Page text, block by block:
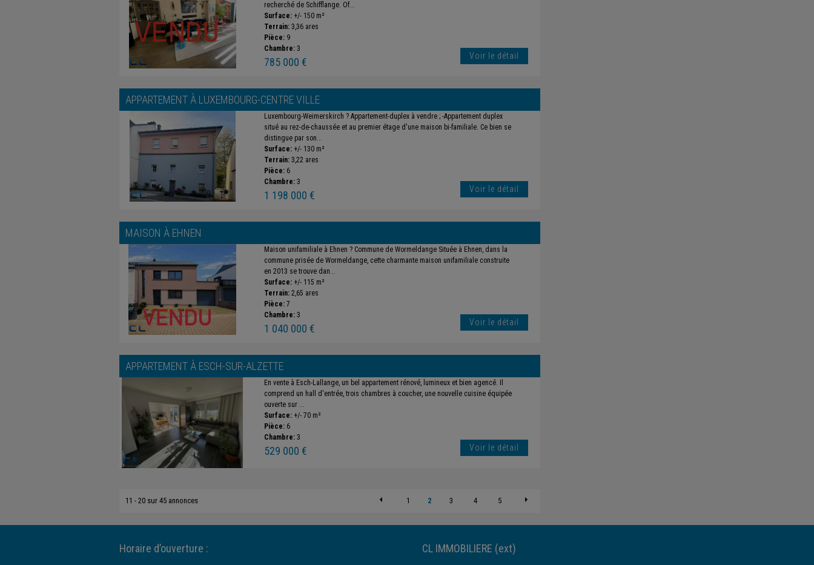
recherché de Schifflange. Of...
Surface: +/- 150 m²
Terrain: 3,36 ares
Pièce: 9
Chambre: 3
785 000 € Voir le détail
APPARTEMENT À LUXEMBOURG-CENTRE VILLE
Luxembourg-Weimerskirch ? Appartement-duplex à vendre ; -Appartement duplex
situé au rez-de-chaussée et au premier étage d'une maison bi-familiale. Ce bien se
distingue par son...
Surface: +/- 130 m²
Terrain: 3,22 ares
Pièce: 6
Chambre: 3
1 198 000 € Voir le détail
MAISON À EHNEN
Maison unifamiliale à Ehnen ? Commune de Wormeldange Située à Ehnen, dans la
commune prisée de Wormeldange, cette charmante maison unifamiliale construite
en 2013 se trouve dan...
Surface: +/- 115 m²
Terrain: 2,65 ares
Pièce: 7
Chambre: 3
1 040 000 € Voir le détail
APPARTEMENT À ESCH-SUR-ALZETTE
En vente à Esch-Lallange, un bel appartement rénové, lumineux et bien agencé. Il
comprend un hall d'entrée, trois chambres à coucher, une nouvelle cuisine équipée
ouverte sur ...
Surface: +/- 70 m²
Pièce: 6
Chambre: 3
529 000 € Voir le détail
11 - 20 sur 45 annonces 1 2 3 4 5
Horaire d’ouverture : CL IMMOBILIERE (ext)